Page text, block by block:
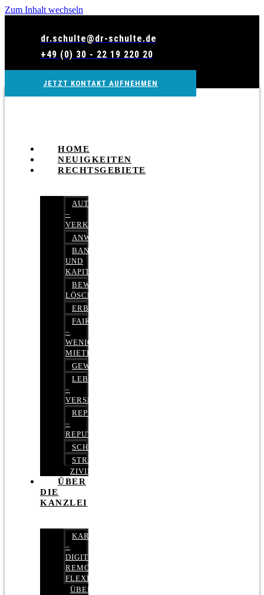
Zum Inhalt wechseln
dr.schulte@dr-schulte.de
+49 (0) 30 - 22 19 220 20
JETZT KONTAKT AUFNEHMEN
HOME
NEUIGKEITEN
RECHTSGEBIETE
AUTOBETRUG
–
VERKEHRSRECHT
ANWALTSHAFTUNGSRECHT
BANK-
UND
KAPITALMARKTRECHT
BEWERTUNGEN
LÖSCHEN
ERBRECHT
FAIRMIETEN
–
WENIGER
MIETE
GEWERBERECHT
LEBENSVERSICHERUNG
–
VERSICHERUNGSRECHT
REPUTATIONSRECHT
–
REPUTATIONSMANAGEMENT
SCHUFARECHT
STRAFRECHT
ZIVILRECHT
ÜBER
DIE
KANZLEI
KARRIERE
–
DIGITAL,
REMOTE,
FLEXIBEL
ÜBER